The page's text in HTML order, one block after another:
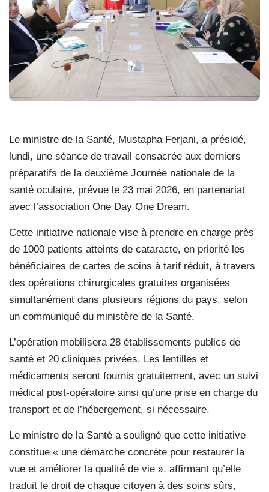
Le ministre de la Santé, Mustapha Ferjani, a présidé,
lundi, une séance de travail consacrée aux derniers
préparatifs de la deuxième Journée nationale de la
santé oculaire, prévue le 23 mai 2026, en partenariat
avec l’association One Day One Dream.
Cette initiative nationale vise à prendre en charge près
de 1000 patients atteints de cataracte, en priorité les
bénéficiaires de cartes de soins à tarif réduit, à travers
des opérations chirurgicales gratuites organisées
simultanément dans plusieurs régions du pays, selon
un communiqué du ministère de la Santé.
L’opération mobilisera 28 établissements publics de
santé et 20 cliniques privées. Les lentilles et
médicaments seront fournis gratuitement, avec un suivi
médical post-opératoire ainsi qu’une prise en charge du
transport et de l’hébergement, si nécessaire.
Le ministre de la Santé a souligné que cette initiative
constitue « une démarche concrète pour restaurer la
vue et améliorer la qualité de vie », affirmant qu’elle
traduit le droit de chaque citoyen à des soins sûrs,